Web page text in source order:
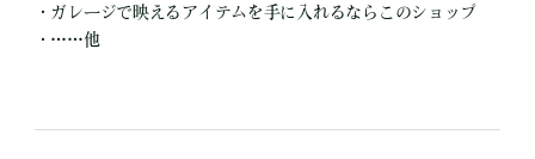
・ガレージで映えるアイテムを手に入れるならこのショップ
・……他